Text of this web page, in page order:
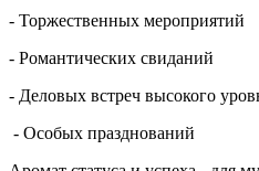
- Торжественных мероприятий
- Романтических свиданий
- Деловых встреч высокого
- Особых празднований